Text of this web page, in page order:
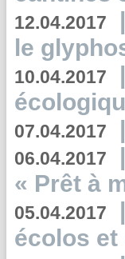
12.04.2017 |
le
10.04.2017 |
07.04.2017 |
06.04.2017 |
« Prêt à
05.04.2017 |
écolos et